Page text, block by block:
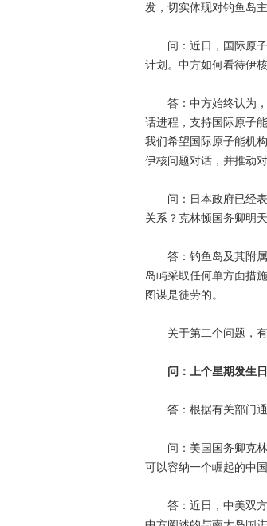
发，切实体现对钓鱼岛
问：近日，国际原子
计划。中方如何看待伊
答：中方始终认为，
话进程，支持国际原子
我们希望国际原子能机
伊核问题对话，并推动
问：日本政府已经表
关系？克林顿国务卿明
答：钓鱼岛及其附属
岛屿采取任何单方面措
图谋是徒劳的。
关于第二个问题，有
问：上个星期发生
答：根据有关部门通
问：美国国务卿克林
可以容纳一个崛起的中
答：近日，中美双方